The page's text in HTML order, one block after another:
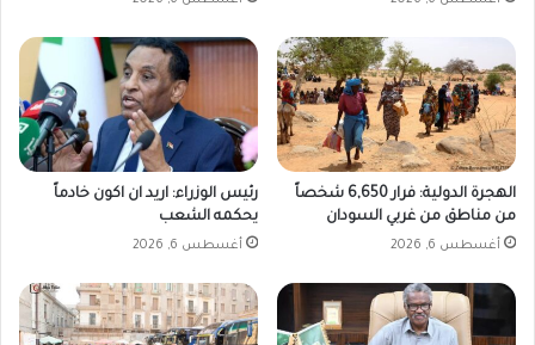
الهجرة الدولية: فرار 6,650 شخصاً
من مناطق من غربي السودان
أغسطس 6, 2026
رئيس الوزراء: اريد ان اكون خادماً
يحكمه الشعب
أغسطس 6, 2026